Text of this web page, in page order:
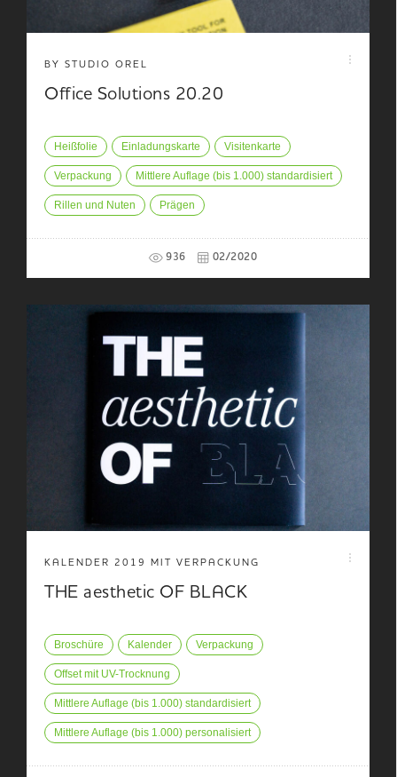
BY STUDIO OREL
Office Solutions 20.20
Heißfolie Einladungskarte Visitenkarte
Verpackung Mittlere Auflage (bis 1.000) standardisiert
Rillen und Nuten Prägen
936 02/2020
KALENDER 2019 MIT VERPACKUNG
THE aesthetic OF BLACK
Broschüre Kalender Verpackung
Offset mit UV-Trocknung
Mittlere Auflage (bis 1.000) standardisiert
Mittlere Auflage (bis 1.000) personalisiert